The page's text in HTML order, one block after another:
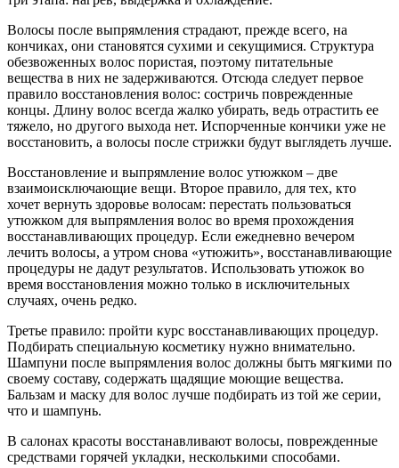
Волосы после выпрямления страдают, прежде всего, на
кончиках, они становятся сухими и секущимися. Структура
обезвоженных волос пористая, поэтому питательные
вещества в них не задерживаются. Отсюда следует первое
правило восстановления волос: состричь поврежденные
концы. Длину волос всегда жалко убирать, ведь отрастить ее
тяжело, но другого выхода нет. Испорченные кончики уже не
восстановить, а волосы после стрижки будут выглядеть лучше.
Восстановление и выпрямление волос утюжком – две
взаимоисключающие вещи. Второе правило, для тех, кто
хочет вернуть здоровье волосам: перестать пользоваться
утюжком для выпрямления волос во время прохождения
восстанавливающих процедур. Если ежедневно вечером
лечить волосы, а утром снова «утюжить», восстанавливающие
процедуры не дадут результатов. Использовать утюжок во
время восстановления можно только в исключительных
случаях, очень редко.
Третье правило: пройти курс восстанавливающих процедур.
Подбирать специальную косметику нужно внимательно.
Шампуни после выпрямления волос должны быть мягкими по
своему составу, содержать щадящие моющие вещества.
Бальзам и маску для волос лучше подбирать из той же серии,
что и шампунь.
В салонах красоты восстанавливают волосы, поврежденные
средствами горячей укладки, несколькими способами.